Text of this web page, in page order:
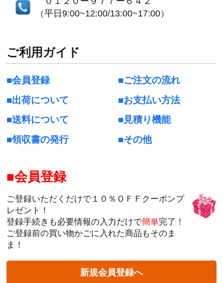
（平日9:00~12:00/13:00~17:00）
ご利用ガイド
会員登録
ご注文の流れ
出荷について
お支払い方法
送料について
見積り機能
領収書の発行
その他
会員登録
ご登録いただくだけで１０％ＯＦＦクーポンプ
レゼント！
登録手続きも必要情報の入力だけで簡単完了！
ご登録前の買い物かごに入れた商品もそのま
ま！
新規会員登録へ